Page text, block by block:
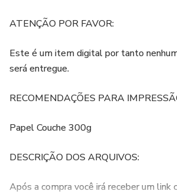
ATENÇÃO POR FAVOR:
Este é um item digital por tanto
será entregue.
RECOMENDAÇÕES PARA
Papel Couche 300g
DESCRIÇÃO DOS ARQUIVOS:
Após a compra você irá receber um link